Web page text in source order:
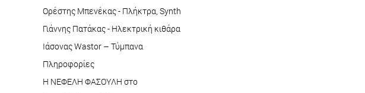
Ορέστης Μπενέκας - Πλήκτρα, Synth
Γιάννης Πατάκας - Ηλεκτρική κιθάρα
Ιάσονας Wastor – Τύμπανα
Πληροφορίες
Η ΝΕΦΕΛΗ ΦΑΣΟΥΛΗ στο